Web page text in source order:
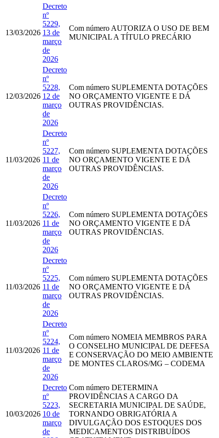
13/03/2026
Decreto
nº
5229,
13 de
março
de
2026
Com número AUTORIZA O USO DE BEM
MUNICIPAL A TÍTULO PRECÁRIO
12/03/2026
Decreto
nº
5228,
12 de
março
de
2026
Com número SUPLEMENTA DOTAÇÕES
NO ORÇAMENTO VIGENTE E DÁ
OUTRAS PROVIDÊNCIAS.
11/03/2026
Decreto
nº
5227,
11 de
março
de
2026
Com número SUPLEMENTA DOTAÇÕES
NO ORÇAMENTO VIGENTE E DÁ
OUTRAS PROVIDÊNCIAS.
11/03/2026
Decreto
nº
5226,
11 de
março
de
2026
Com número SUPLEMENTA DOTAÇÕES
NO ORÇAMENTO VIGENTE E DÁ
OUTRAS PROVIDÊNCIAS.
11/03/2026
Decreto
nº
5225,
11 de
março
de
2026
Com número SUPLEMENTA DOTAÇÕES
NO ORÇAMENTO VIGENTE E DÁ
OUTRAS PROVIDÊNCIAS.
11/03/2026
Decreto
nº
5224,
11 de
março
de
2026
Com número NOMEIA MEMBROS PARA
O CONSELHO MUNICIPAL DE DEFESA
E CONSERVAÇÃO DO MEIO AMBIENTE
DE MONTES CLAROS/MG – CODEMA
10/03/2026
Decreto
nº
5223,
10 de
março
de
Com número DETERMINA
PROVIDÊNCIAS A CARGO DA
SECRETARIA MUNICIPAL DE SAÚDE,
TORNANDO OBRIGATÓRIA A
DIVULGAÇÃO DOS ESTOQUES DOS
MEDICAMENTOS DISTRIBUÍDOS